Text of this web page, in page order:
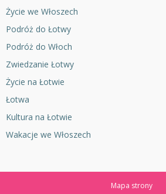
Życie we Włoszech
Podróż do Łotwy
Podróż do Włoch
Zwiedzanie Łotwy
Życie na Łotwie
Łotwa
Kultura na Łotwie
Wakacje we Włoszech
Mapa strony